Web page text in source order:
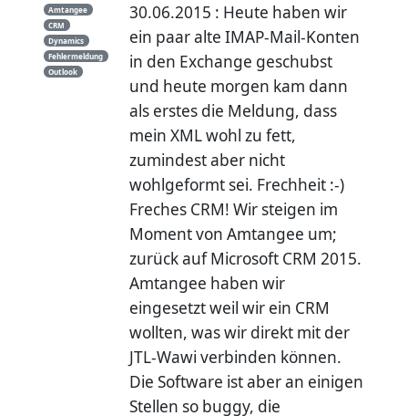
Amtangee
CRM
Dynamics
Fehlermeldung
Outlook
30.06.2015 : Heute haben wir
ein paar alte IMAP-Mail-Konten
in den Exchange geschubst
und heute morgen kam dann
als erstes die Meldung, dass
mein XML wohl zu fett,
zumindest aber nicht
wohlgeformt sei. Frechheit :-)
Freches CRM! Wir steigen im
Moment von Amtangee um;
zurück auf Microsoft CRM 2015.
Amtangee haben wir
eingesetzt weil wir ein CRM
wollten, was wir direkt mit der
JTL-Wawi verbinden können.
Die Software ist aber an einigen
Stellen so buggy, die